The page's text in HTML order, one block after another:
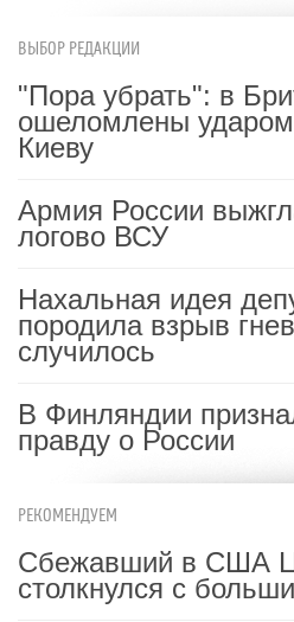
ВЫБОР РЕДАКЦИИ
"Пора убрать": в
ошеломлены
Киеву
Армия России
логово ВСУ
Нахальная идея
породила взрыв
случилось
В Финляндии
правду о России
РЕКОМЕНДУЕМ
Сбежавший в США
столкнулся с